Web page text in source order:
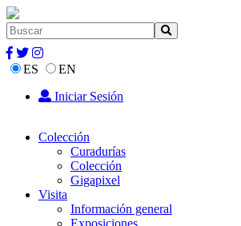
ES
EN
Iniciar Sesión
Colección
Curadurías
Colección
Gigapixel
Visita
Información general
Exposiciones